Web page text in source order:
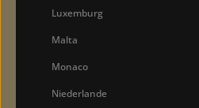
Luxemburg
Malta
Monaco
Niederlande